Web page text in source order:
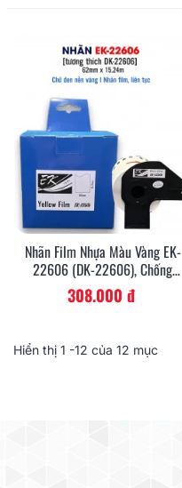
Nhãn Film Nhựa Màu Vàng EK-
22606 (DK-22606), Chống
Nước, 62mm X 15m (liên Tục),
Tương Thích DK-22606
308.000 đ
Hiển thị 1 -12 của 12 mục